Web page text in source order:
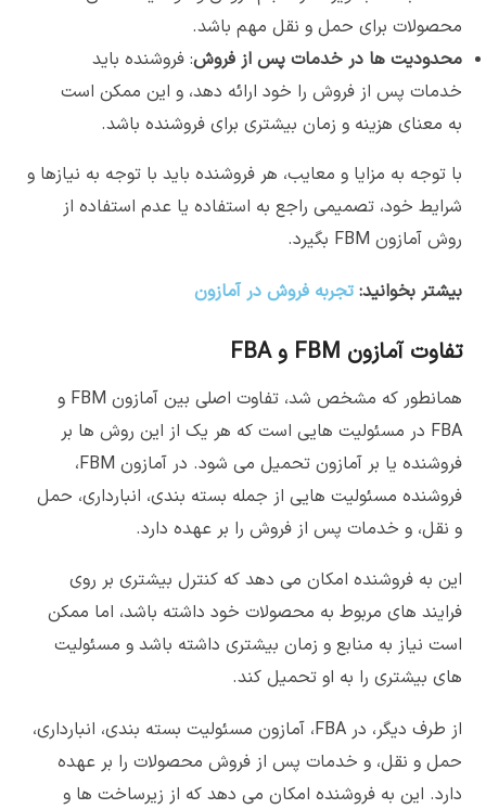
محصولات برای حمل و نقل مهم باشد.
محدودیت ها در خدمات پس از فروش: فروشنده باید
خدمات پس از فروش را خود ارائه دهد، و این ممکن است
به معنای هزینه و زمان بیشتری برای فروشنده باشد.
با توجه به مزایا و معایب، هر فروشنده باید با توجه به نیازها و
شرایط خود، تصمیمی راجع به استفاده یا عدم استفاده از
روش آمازون FBM بگیرد.
بیشتر بخوانید: تجربه فروش در آمازون
تفاوت آمازون FBM و FBA
همانطور که مشخص شد، تفاوت اصلی بین آمازون FBM و
FBA در مسئولیت هایی است که هر یک از این روش ها بر
فروشنده یا بر آمازون تحمیل می شود. در آمازون FBM،
فروشنده مسئولیت هایی از جمله بسته بندی، انبارداری، حمل
و نقل، و خدمات پس از فروش را بر عهده دارد.
این به فروشنده امکان می دهد که کنترل بیشتری بر روی
فرایند های مربوط به محصولات خود داشته باشد، اما ممکن
است نیاز به منابع و زمان بیشتری داشته باشد و مسئولیت
های بیشتری را به او تحمیل کند.
از طرف دیگر، در FBA، آمازون مسئولیت بسته بندی، انبارداری،
حمل و نقل، و خدمات پس از فروش محصولات را بر عهده
دارد. این به فروشنده امکان می دهد که از زیرساخت ها و